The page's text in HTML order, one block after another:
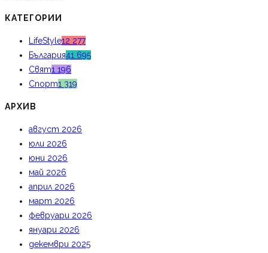
КАТЕГОРИИ
LifeStyle12 277
България41 695
Свят1 196
Спорт1 319
АРХИВ
август 2026
юли 2026
юни 2026
май 2026
април 2026
март 2026
февруари 2026
януари 2026
декември 2025